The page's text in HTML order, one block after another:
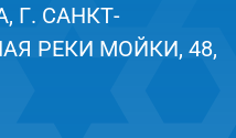
Г. САНКТ-
РЕКИ МОЙКИ, 48,